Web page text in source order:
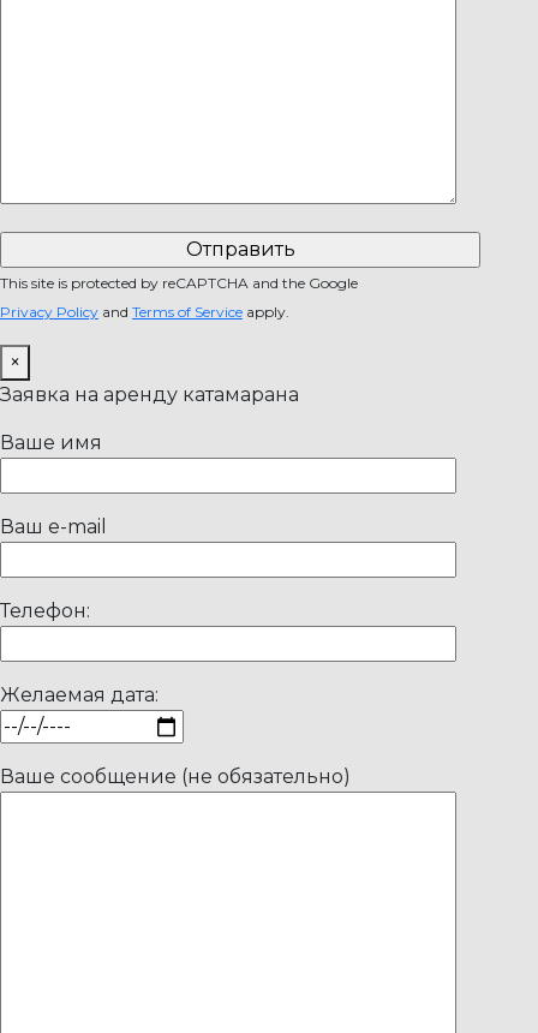
This site is protected by reCAPTCHA and the Google
Privacy Policy and Terms of Service apply.
×
Заявка на аренду катамарана
Ваше имя
Ваш e-mail
Телефон:
Желаемая дата:
Ваше сообщение (не обязательно)